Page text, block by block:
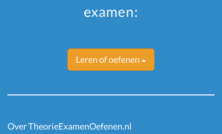
examen:
Leren of oefenen
Over TheorieExamenOefenen.nl